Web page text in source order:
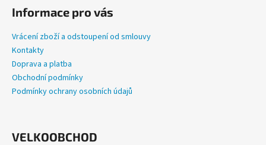
HLEDAT
D
o
p
u
Informace pro vás
Vrácení zboží a odstoupení od smlouvy
Kontakty
Doprava a platba
Obchodní podmínky
Podmínky ochrany osobních údajů
VELKOOBCHOD